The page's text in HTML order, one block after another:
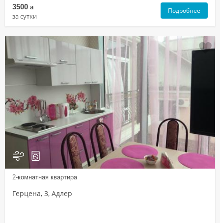
3500 a
за сутки
Подробнее
2-комнатная квартира
Герцена, 3, Адлер